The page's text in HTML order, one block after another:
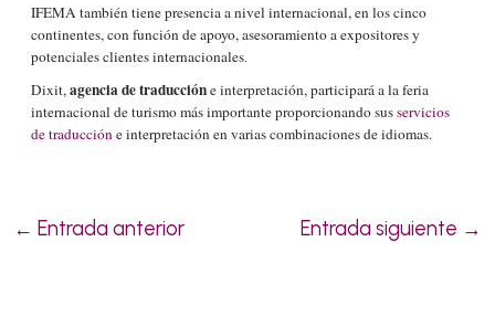
IFEMA también tiene presencia a nivel internacional, en los cinco
continentes, con función de apoyo, asesoramiento a expositores y
potenciales clientes internacionales
Dixit,agencia de traduccióne interpretación, participará a la feria
internacional de turismo más importante proporcionando susservicios
de traduccióne interpretación en varias combinaciones de idiomas.
← Entrada anterior Entrada siguiente →